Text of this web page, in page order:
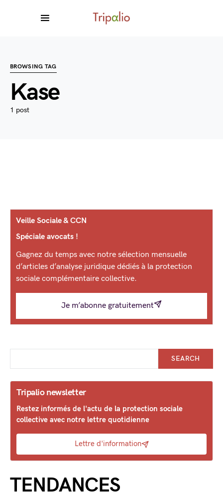
BROWSING TAG
Kase
1 post
Veille Sociale & CCN
Spéciale avocats !
Gagnez du temps avec notre sélection mensuelle
d’articles d’analyse juridique dédiés à la protection
sociale complémentaire collective.
Je m’abonne gratuitement
SEARCH
Tripalio newsletter
Restez informés de l'actu de la protection sociale
collective avec notre lettre quotidienne
Lettre d'information
TENDANCES